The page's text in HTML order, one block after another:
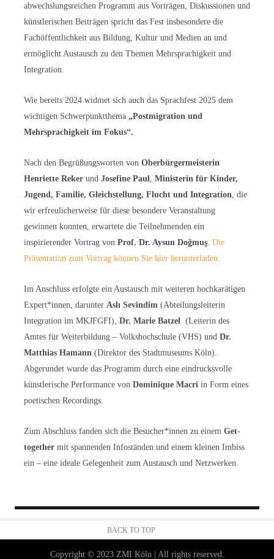
abwechslungsreichen Programm aus Vorträgen, Diskussionen und
künstlerischen Beiträgen spricht das Fest insbesondere die
Fachöffentlichkeit aus Bildung, Kultur und Medien an und
ermöglicht Austausch zu den Themen Mehrsprachigkeit und
Integration.
Wie bereits 2024 widmet sich auch das Sprachfest 2025 dem
wichtigen Schwerpunktthema „Postmigration und
Mehrsprachigkeit im Fokus“.
Nach den Begrüßungsworten von Oberbürgermeisterin
Henriette Reker und Josefine Paul
Ministerin für Kinder,
Jugend, Familie, Gleichstellung, Flucht und Integration , die
wir erfreulicherweise für diese besondere Veranstaltung
gewinnen konnten, erwartete die Teilnehmenden ein
inspirierender Vortrag von Prof. Dr. Aysun Doğmuş Die
Präsentation zum Vortrag können Sie hier herunterladen.
Im Anschluss erfolgte ein Austausch mit weiteren hochkarätigen
Expert*innen, darunter Aslı Sevindim (Abteilungsleiterin
Integration im MKJFGFI), Dr. Marie Batzel
(Leiterin des
Amtes für Weiterbildung – Volkshochschule (VHS) und Dr.
Matthias Hamann (Direktor des Stadtmuseums Köln).
Abgerundet wurde das Programm durch eine eindrucksvolle
künstlerische Performance von Dominique Macri in Form eines
poetischen Recordings.
Zum Abschluss fanden sich die Besucher*innen zu einem Get-
together mit spannenden Infoständen und einem kleinen Imbiss
ein – eine ideale Gelegenheit zum Austausch und Netzwerken.
BACK TO TOP
Copyright © 2023 ZMI Köln | All rights reserved.